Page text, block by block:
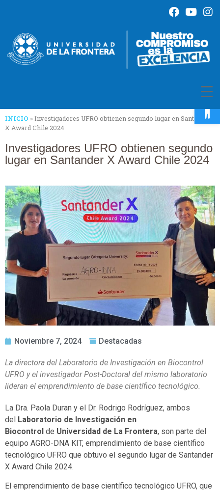
INICIO »Investigadores UFRO obtienen segundo lugar en Santander
X Award Chile 2024
Investigadores UFRO obtienen segundo
lugar en Santander X Award Chile 2024
Noviembre 7, 2024 Destacadas
La directora del Laboratorio de Investigación en Biocontrol
UFRO y el investigador Post-Doctoral del mismo laboratorio
lideran el emprendimiento de base científico tecnológico.
La Dra. Paola Duran y el Dr. Rodrigo Rodríguez, ambos
del
Laboratorio de Investigación en
Biocontrol de Universidad de La Frontera, son parte del
equipo AGRO-DNA KIT, emprendimiento de base científico
tecnológico UFRO que obtuvo el segundo lugar de Santander
X Award Chile 2024.
El emprendimiento de base científico tecnológico UFRO, que